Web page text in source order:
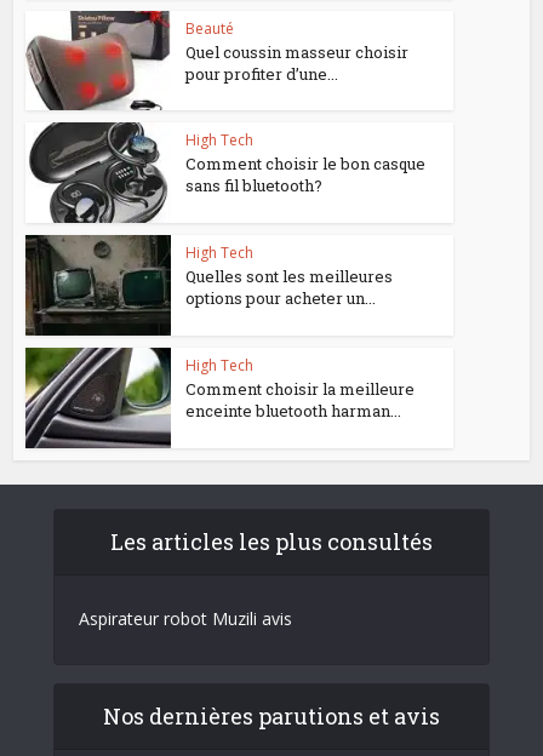
Beauté
Quel coussin masseur choisir
pour profiter d’une...
High Tech
Comment choisir le bon casque
sans fil bluetooth?
High Tech
Quelles sont les meilleures
options pour acheter un...
High Tech
Comment choisir la meilleure
enceinte bluetooth harman...
Les articles les plus consultés
Aspirateur robot Muzili avis
Nos dernières parutions et avis